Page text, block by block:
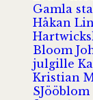
Gamla
Håkan
Bloom
julgille
Kristian
SJööblom